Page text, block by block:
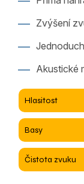
Zvýšení
Akustické
Hlasitost
Basy
Čistota zvuku